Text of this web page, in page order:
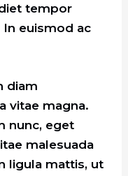
tempor
euismod ac
diam
vitae magna.
nunc, eget
malesuada
ligula mattis, ut